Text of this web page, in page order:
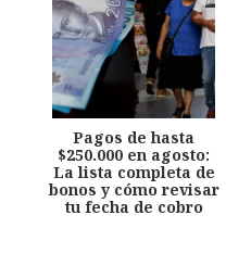
Pagos de hasta
$250.000 en agosto:
La lista completa de
bonos y cómo revisar
tu fecha de cobro